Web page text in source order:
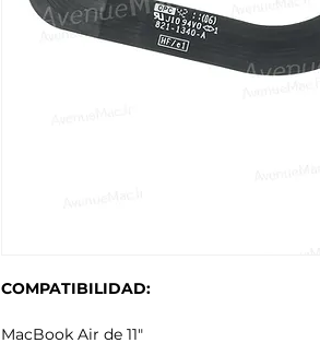
COMPATIBILIDAD:
MacBook Air de 11"